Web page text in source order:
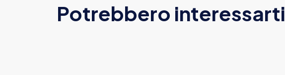
Potrebbero interessarti